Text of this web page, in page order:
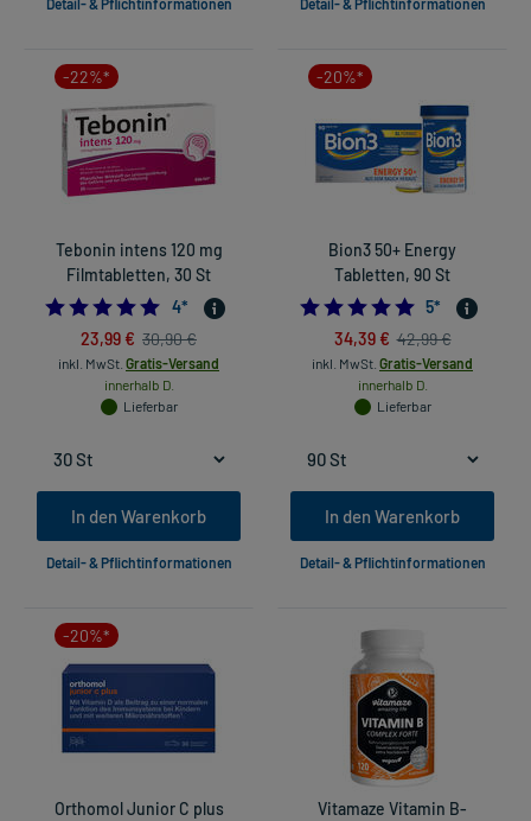
Detail- & Pflichtinformationen Detail- & Pflichtinformationen
-22%*
Tebonin intens 120 mg
Filmtabletten, 30 St
5.0
4*
23,99 € 30,90 €
inkl. MwSt. Gratis-Versand
innerhalb D.
Lieferbar
In den Warenkorb
Detail- & Pflichtinformationen
-20%*
Bion3 50+ Energy
Tabletten, 90 St
5.0
5*
34,39 € 42,99 €
inkl. MwSt. Gratis-Versand
innerhalb D.
Lieferbar
In den Warenkorb
Detail- & Pflichtinformationen
-20%*
Orthomol Junior C plus
Vitamaze Vitamin B-